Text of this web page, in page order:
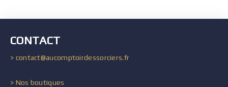
CONTACT
> contact@aucomptoirdessorciers.fr
> Nos boutiques